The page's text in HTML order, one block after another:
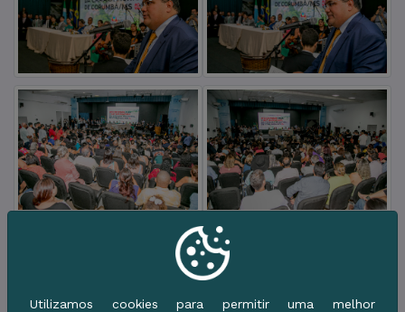
Utilizamos cookies para permitir uma melhor